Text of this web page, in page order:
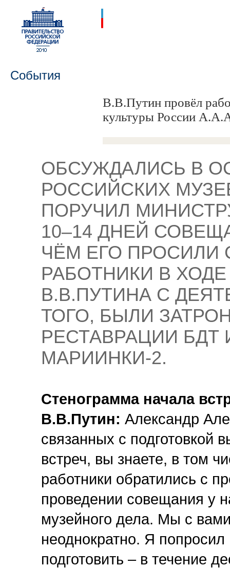
События
В.В.Путин провёл
культуры России
ОБСУЖДАЛИСЬ В
РОССИЙСКИХ
ПОРУЧИЛ
10–14 ДНЕЙ
ЧЁМ ЕГО ПРОСИЛИ
РАБОТНИКИ В
В.В.ПУТИНА С
ТОГО, БЫЛИ
РЕСТАВРАЦИИ БДТ
МАРИИНКИ-2.
Стенограмма начала
В.В.Путин: Александр
связанных с подготовкой
встреч, вы знаете, в том
работники обратились с
проведении совещания у
музейного дела. Мы с
неоднократно. Я
подготовить – в течение